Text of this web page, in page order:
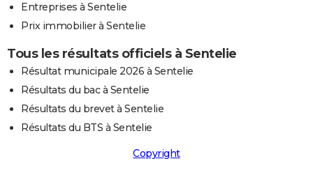
Entreprises à Sentelie
Prix immobilier à Sentelie
Tous les résultats officiels à Sentelie
Résultat municipale 2026 à Sentelie
Résultats du bac à Sentelie
Résultats du brevet à Sentelie
Résultats du BTS à Sentelie
Copyright